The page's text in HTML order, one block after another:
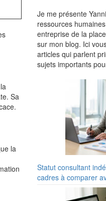
Sa
la
Je me présente
ressources
entreprise de la
sur mon blog. Ici
articles qui parlent
sujets importants
Statut consultant
cadres à comparer